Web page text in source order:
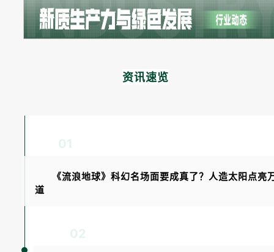
资讯速览
01
《流浪地球》科幻名场面要成真了？人造太阳点亮
道
02